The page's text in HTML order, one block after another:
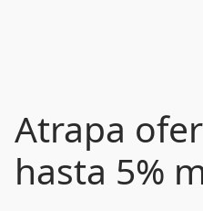
Atrapa
hasta 5%